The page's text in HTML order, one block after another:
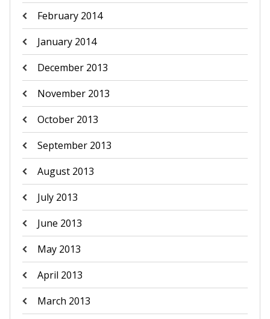
February 2014
January 2014
December 2013
November 2013
October 2013
September 2013
August 2013
July 2013
June 2013
May 2013
April 2013
March 2013